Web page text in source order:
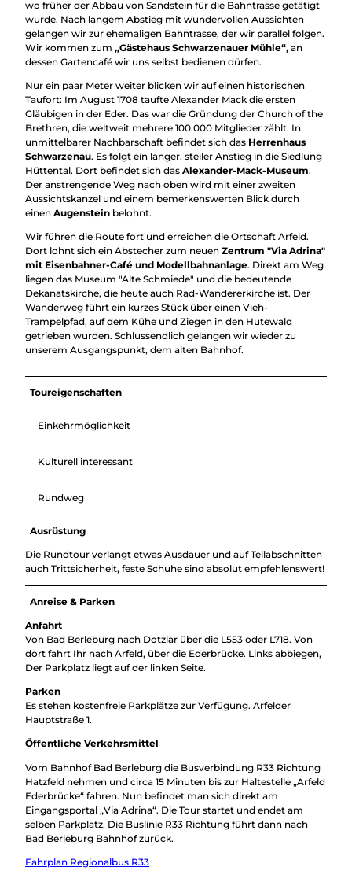
wo früher der Abbau von Sandstein für die Bahntrasse getätigt
wurde. Nach langem Abstieg mit wundervollen Aussichten
gelangen wir zur ehemaligen Bahntrasse, der wir parallel folgen.
Wir kommen zum „Gästehaus Schwarzenauer Mühle“, an
dessen Gartencafé wir uns selbst bedienen dürfen.
Nur ein paar Meter weiter blicken wir auf einen historischen
Taufort: Im August 1708 taufte Alexander Mack die ersten
Gläubigen in der Eder. Das war die Gründung der Church of the
Brethren, die weltweit mehrere 100.000 Mitglieder zählt. In
unmittelbarer Nachbarschaft befindet sich das Herrenhaus
Schwarzenau. Es folgt ein langer, steiler Anstieg in die Siedlung
Hüttental. Dort befindet sich das Alexander-Mack-Museum.
Der anstrengende Weg nach oben wird mit einer zweiten
Aussichtskanzel und einem bemerkenswerten Blick durch
einen Augenstein belohnt.
Wir führen die Route fort und erreichen die Ortschaft Arfeld.
Dort lohnt sich ein Abstecher zum neuen Zentrum "Via Adrina"
mit Eisenbahner-Café und Modellbahnanlage. Direkt am Weg
liegen das Museum "Alte Schmiede" und die bedeutende
Dekanatskirche, die heute auch Rad-Wandererkirche ist. Der
Wanderweg führt ein kurzes Stück über einen Vieh-
Trampelpfad, auf dem Kühe und Ziegen in den Hutewald
getrieben wurden. Schlussendlich gelangen wir wieder zu
unserem Ausgangspunkt, dem alten Bahnhof.
Toureigenschaften
Einkehrmöglichkeit
Kulturell interessant
Rundweg
Ausrüstung
Die Rundtour verlangt etwas Ausdauer und auf Teilabschnitten
auch Trittsicherheit, feste Schuhe sind absolut empfehlenswert!
Anreise & Parken
Anfahrt
Von Bad Berleburg nach Dotzlar über die L553 oder L718. Von
dort fahrt Ihr nach Arfeld, über die Ederbrücke. Links abbiegen,
Der Parkplatz liegt auf der linken Seite.
Parken
Es stehen kostenfreie Parkplätze zur Verfügung. Arfelder
Hauptstraße 1.
Öffentliche Verkehrsmittel
Vom Bahnhof Bad Berleburg die Busverbindung R33 Richtung
Hatzfeld nehmen und circa 15 Minuten bis zur Haltestelle „Arfeld
Ederbrücke“ fahren. Nun befindet man sich direkt am
Eingangsportal „Via Adrina“. Die Tour startet und endet am
selben Parkplatz. Die Buslinie R33 Richtung führt dann nach
Bad Berleburg Bahnhof zurück.
Fahrplan Regionalbus R33